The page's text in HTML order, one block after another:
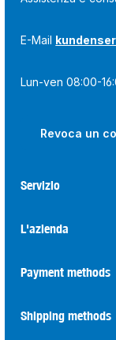
E-Mail
Lun-ven 08:00-
Revoca un
Servizio
L'azienda
Payment methods
Shipping methods